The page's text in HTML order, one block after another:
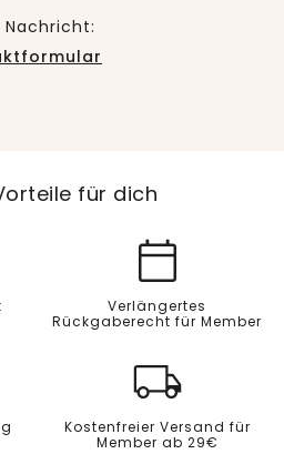
für dich
Verlängertes
Rückgaberecht für Member
Kostenfreier Versand für
Member ab 29€